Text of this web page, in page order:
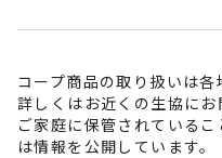
コープ商品の取り扱いは各
詳しくはお近くの生協にお
ご家庭に保管されている
は情報を公開しています。